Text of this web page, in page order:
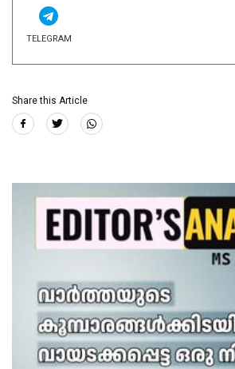
TELEGRAM
Share this Article